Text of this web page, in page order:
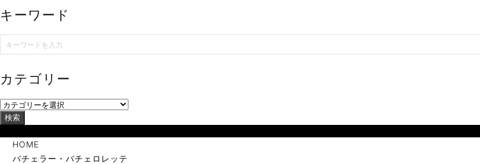
キーワード
カテゴリー
検索
HOME
バチェラー・バチェロレッテ